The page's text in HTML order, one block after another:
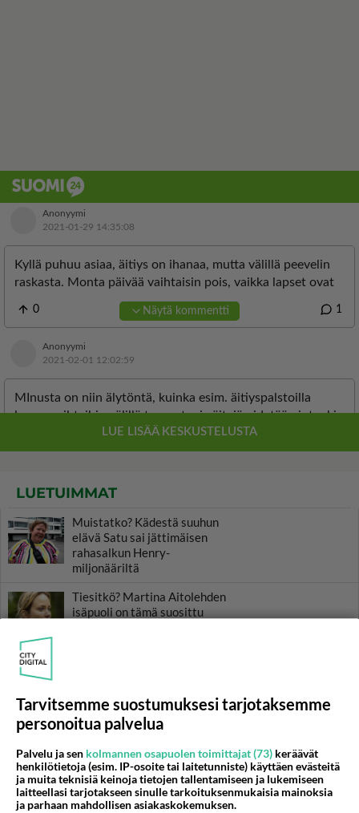
LUETUIMMAT
Muistatko? Kädestä suuhun
elävä Satu sai jättimäisen
rahasalkun Henry-
miljonääriltä
Tiesitkö? Martina Aitolehden
isäpuoli on tämä suosittu
Danny, 83, teki yllättävän
teon - Missä on 25-vuotias
Helmi Loukasmäki?
Kun yksi kauhallinen ei riitä...
Tämä helppo arkiruoka ei jää
Tarvitsemme suostumuksesi tarjotaksemme
personoitua palvelua
Palvelu ja sen kolmannen osapuolen toimittajat (73) keräävät
henkilötietoja (esim. IP-osoite tai laitetunniste) käyttäen evästeitä
ja muita teknisiä keinoja tietojen tallentamiseen ja lukemiseen
laitteellasi tarjotakseen sinulle tarkoituksenmukaisia mainoksia
ja parhaan mahdollisen asiakaskokemuksen.